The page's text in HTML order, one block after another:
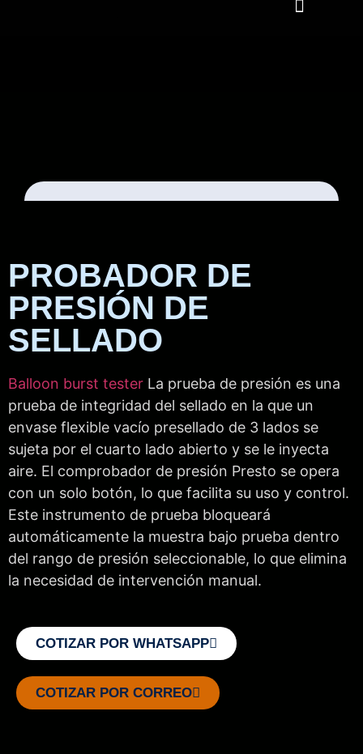
PROBADOR DE
PRESIÓN DE
SELLADO
Balloon burst tester La prueba de presión es una
prueba de integridad del sellado en la que un
envase flexible vacío presellado de 3 lados se
sujeta por el cuarto lado abierto y se le inyecta
aire. El comprobador de presión Presto se opera
con un solo botón, lo que facilita su uso y control.
Este instrumento de prueba bloqueará
automáticamente la muestra bajo prueba dentro
del rango de presión seleccionable, lo que elimina
la necesidad de intervención manual.
COTIZAR POR WHATSAPP
COTIZAR POR CORREO